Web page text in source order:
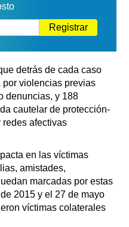
Registrar
detrás de cada caso
violencias previas
denuncias, y 188
cautelar de protección-
afectivas
en las víctimas
amistades,
marcadas por estas
2015 y el 27 de mayo
víctimas colaterales